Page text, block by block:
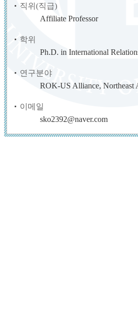
직위(직급)
Affiliate Professor
학위
Ph.D. in International
연구분야
ROK-US Alliance, Northeast
이메일
sko2392@naver.com